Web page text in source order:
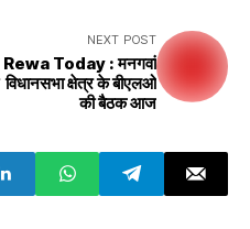
NEXT POST
Rewa Today : मनगवां
विधानसभा क्षेत्र के बीएलओ
की बैठक आज